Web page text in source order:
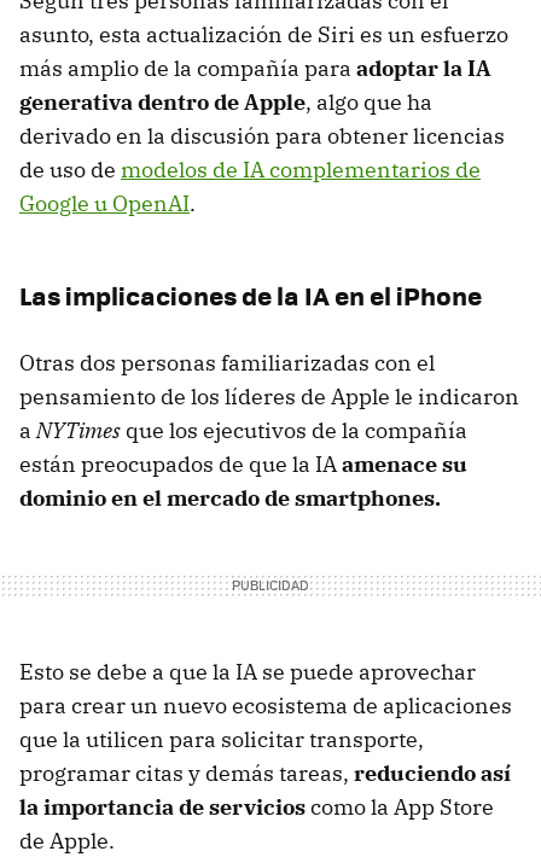
asunto, esta actualización de Siri es un esfuerzo
más amplio de la compañía para adoptar la IA
generativa dentro de Apple, algo que ha
derivado en la discusión para obtener licencias
de uso de modelos de IA complementarios de
Google u OpenAI.
Las implicaciones de la IA en el iPhone
Otras dos personas familiarizadas con el
pensamiento de los líderes de Apple le indicaron
aNYTimes que los ejecutivos de la compañía
están preocupados de que la IAamenace su
dominio en el mercado de smartphones.
Esto se debe a que la IA se puede aprovechar
para crear un nuevo ecosistema de aplicaciones
que la utilicen para solicitar transporte,
programar citas y demás tareas, reduciendo así
la importancia de servicioscomo la App Store
de Apple.